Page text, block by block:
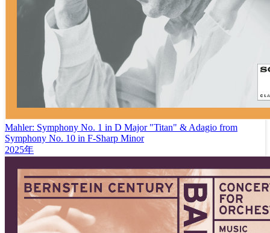
Mahler: Symphony No. 1 in D Major "Titan" & Adagio from
Symphony No. 10 in F-Sharp Minor
2025年